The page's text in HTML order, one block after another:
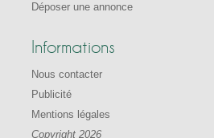
Déposer une annonce
Informations
Nous contacter
Publicité
Mentions légales
Copyright 2026